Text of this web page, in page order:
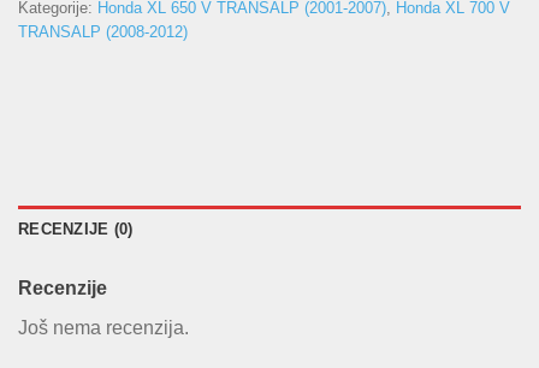
Kategorije: Honda XL 650 V TRANSALP (2001-2007)
Honda XL 700 V
TRANSALP (2008-2012)
RECENZIJE (0)
Recenzije
Još nema recenzija.